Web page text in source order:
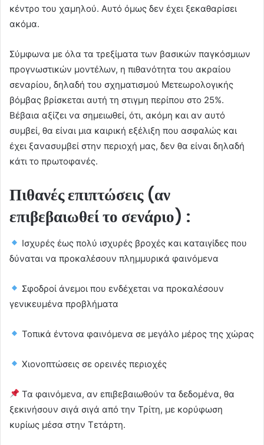
κέντρο του χαμηλού. Αυτό όμως δεν έχει ξεκαθαρίσει
ακόμα.
Σύμφωνα με όλα τα τρεξίματα των βασικών παγκόσμιων
προγνωστικών μοντέλων, η πιθανότητα του ακραίου
σεναρίου, δηλαδή του σχηματισμού Μετεωρολογικής
βόμβας βρίσκεται αυτή τη στιγμη περίπου στο 25%.
Βέβαια αξίζει να σημειωθεί, ότι, ακόμη και αν αυτό
συμβεί, θα είναι μια καιρική εξέλιξη που ασφαλώς και
έχει ξανασυμβεί στην περιοχή μας, δεν θα είναι δηλαδή
κάτι το πρωτοφανές.
Πιθανές επιπτώσεις (αν
επιβεβαιωθεί το σενάριο) :
Ισχυρές έως πολύ ισχυρές βροχές και καταιγίδες που
δύναται να προκαλέσουν πλημμυρικά φαινόμενα
Σφοδροί άνεμοι που ενδέχεται να προκαλέσουν
γενικευμένα προβλήματα
Τοπικά έντονα φαινόμενα σε μεγάλο μέρος της χώρας
Χιονοπτώσεις σε ορεινές περιοχές
Τα φαινόμενα, αν επιβεβαιωθούν τα δεδομένα, θα
ξεκινήσουν σιγά σιγά από την Τρίτη, με κορύφωση
κυρίως μέσα στην Τετάρτη.